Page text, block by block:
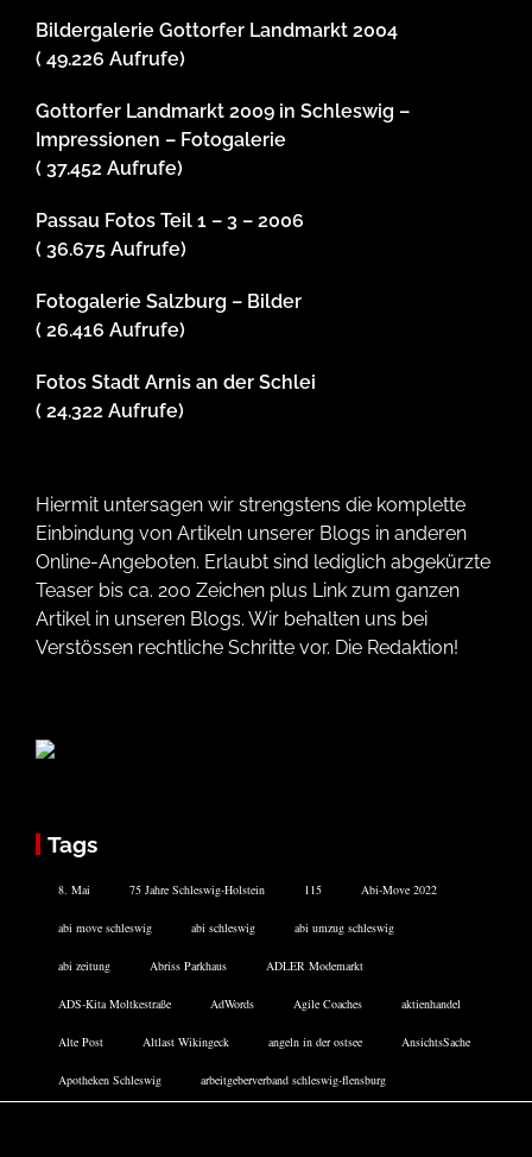
Bildergalerie Gottorfer Landmarkt 2004
( 49.226 Aufrufe)
Gottorfer Landmarkt 2009 in Schleswig –
Impressionen – Fotogalerie
( 37.452 Aufrufe)
Passau Fotos Teil 1 – 3 – 2006
( 36.675 Aufrufe)
Fotogalerie Salzburg – Bilder
( 26.416 Aufrufe)
Fotos Stadt Arnis an der Schlei
( 24.322 Aufrufe)
Hiermit untersagen wir strengstens die komplette
Einbindung von Artikeln unserer Blogs in anderen
Online-Angeboten. Erlaubt sind lediglich abgekürzte
Teaser bis ca. 200 Zeichen plus Link zum ganzen
Artikel in unseren Blogs. Wir behalten uns bei
Verstössen rechtliche Schritte vor. Die Redaktion!
Tags
8. Mai 75 Jahre Schleswig-Holstein 115 Abi-Move 2022
abi move schleswig abi schleswig abi umzug schleswig
abi zeitung Abriss Parkhaus ADLER Modemarkt
ADS-Kita Moltkestraße AdWords Agile Coaches aktienhandel
Alte Post Altlast Wikingeck angeln in der ostsee AnsichtsSache
Apotheken Schleswig arbeitgeberverband schleswig-flensburg